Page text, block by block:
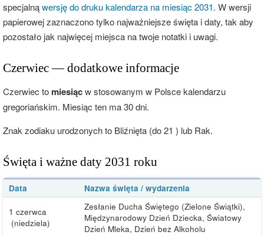
specjalnąwersję do druku kalendarza na miesiąc 2031. W wersji
papierowej zaznaczono tylko najważniejsze święta i daty, tak aby
pozostało jak najwięcej miejsca na twoje notatki i uwagi.
Czerwiec — dodatkowe informacje
Czerwiec to miesiącw stosowanym w Polsce kalendarzu
gregoriańskim. Miesiąc ten ma 30 dni.
Znak zodiaku urodzonych to Bliźnięta (do 21 ) lub Rak.
Święta i ważne daty 2031 roku
Data Nazwa święta / wydarzenia
1 czerwca
(niedziela)
Zesłanie Ducha Świętego (Zielone Świątki),
Międzynarodowy Dzień Dziecka, Światowy
Dzień Mleka, Dzień bez Alkoholu